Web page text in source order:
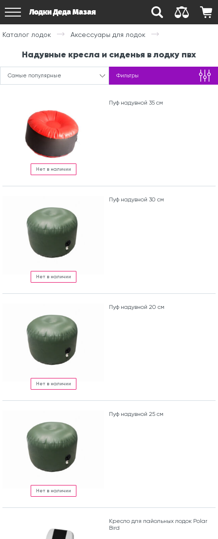
Лодки Деда Мазая
Каталог лодок Аксессуары для лодок
Надувные кресла и сиденья в лодку пвх
Самые популярные Фильтры
Нет в наличии
Пуф надувной 35 см
Нет в наличии
Пуф надувной 30 см
Нет в наличии
Пуф надувной 20 см
Нет в наличии
Пуф надувной 25 см
Кресло для пайольных лодок Polar
Bird